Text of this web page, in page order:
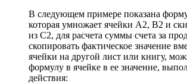
В следующем примере показана
которая умножает ячейки A2, B2 и
из C2, для расчета суммы счета за
скопировать фактическое значение
ячейки на другой лист или книгу,
формулу в ячейке в ее значение,
действия: